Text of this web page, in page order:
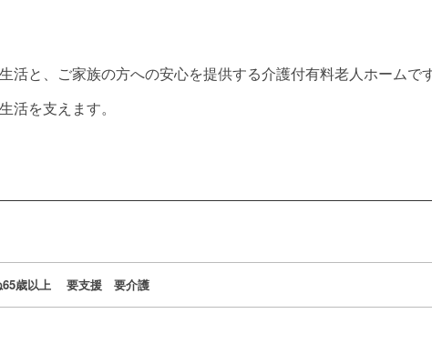
活と、ご家族の方への安心を提供する介護付有料老人ホームで
活を支えます。
歳以上 要支援 要介護